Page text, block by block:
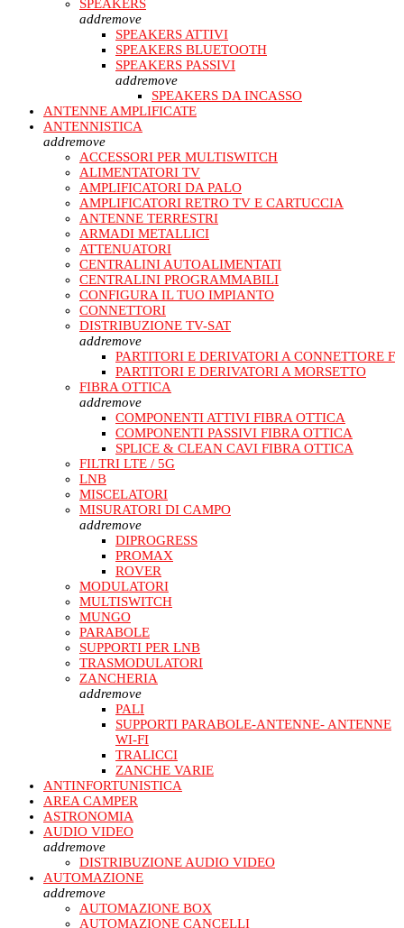
SPEAKERS
addremove
SPEAKERS ATTIVI
SPEAKERS BLUETOOTH
SPEAKERS PASSIVI
addremove
SPEAKERS DA INCASSO
ANTENNE AMPLIFICATE
ANTENNISTICA
addremove
ACCESSORI PER MULTISWITCH
ALIMENTATORI TV
AMPLIFICATORI DA PALO
AMPLIFICATORI RETRO TV E CARTUCCIA
ANTENNE TERRESTRI
ARMADI METALLICI
ATTENUATORI
CENTRALINI AUTOALIMENTATI
CENTRALINI PROGRAMMABILI
CONFIGURA IL TUO IMPIANTO
CONNETTORI
DISTRIBUZIONE TV-SAT
addremove
PARTITORI E DERIVATORI A CONNETTORE F
PARTITORI E DERIVATORI A MORSETTO
FIBRA OTTICA
addremove
COMPONENTI ATTIVI FIBRA OTTICA
COMPONENTI PASSIVI FIBRA OTTICA
SPLICE & CLEAN CAVI FIBRA OTTICA
FILTRI LTE / 5G
LNB
MISCELATORI
MISURATORI DI CAMPO
addremove
DIPROGRESS
PROMAX
ROVER
MODULATORI
MULTISWITCH
MUNGO
PARABOLE
SUPPORTI PER LNB
TRASMODULATORI
ZANCHERIA
addremove
PALI
SUPPORTI PARABOLE-ANTENNE- ANTENNE
WI-FI
TRALICCI
ZANCHE VARIE
ANTINFORTUNISTICA
AREA CAMPER
ASTRONOMIA
AUDIO VIDEO
addremove
DISTRIBUZIONE AUDIO VIDEO
AUTOMAZIONE
addremove
AUTOMAZIONE BOX
AUTOMAZIONE CANCELLI